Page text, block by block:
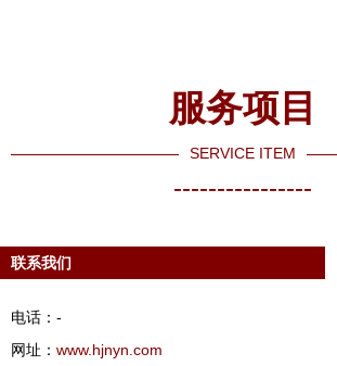
服务项目
SERVICE ITEM
----------------
联系我们
电话：-
网址： www.hjnyn.com